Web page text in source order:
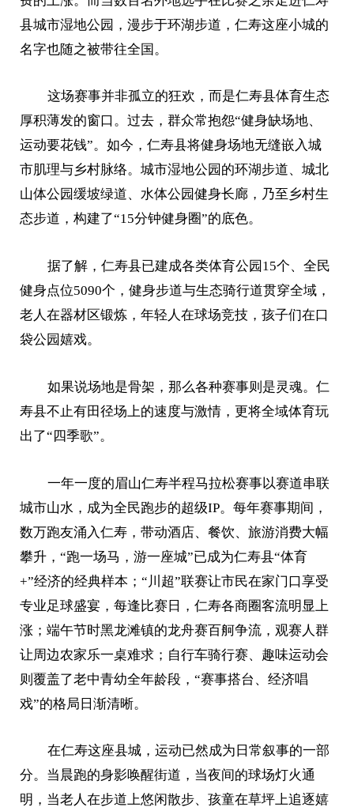
县城市湿地公园，漫步于环湖步道，仁寿这座小城的
名字也随之被带往全国。
这场赛事并非孤立的狂欢，而是仁寿县体育生态
厚积薄发的窗口。过去，群众常抱怨“健身缺场地、
运动要花钱”。如今，仁寿县将健身场地无缝嵌入城
市肌理与乡村脉络。城市湿地公园的环湖步道、城北
山体公园缓坡绿道、水体公园健身长廊，乃至乡村生
态步道，构建了“15分钟健身圈”的底色。
据了解，仁寿县已建成各类体育公园15个、全民
健身点位5090个，健身步道与生态骑行道贯穿全域，
老人在器材区锻炼，年轻人在球场竞技，孩子们在口
袋公园嬉戏。
如果说场地是骨架，那么各种赛事则是灵魂。仁
寿县不止有田径场上的速度与激情，更将全域体育玩
出了“四季歌”。
一年一度的眉山仁寿半程马拉松赛事以赛道串联
城市山水，成为全民跑步的超级IP。每年赛事期间，
数万跑友涌入仁寿，带动酒店、餐饮、旅游消费大幅
攀升，“跑一场马，游一座城”已成为仁寿县“体育
+”经济的经典样本；“川超”联赛让市民在家门口享受
专业足球盛宴，每逢比赛日，仁寿各商圈客流明显上
涨；端午节时黑龙滩镇的龙舟赛百舸争流，观赛人群
让周边农家乐一桌难求；自行车骑行赛、趣味运动会
则覆盖了老中青幼全年龄段，“赛事搭台、经济唱
戏”的格局日渐清晰。
在仁寿这座县城，运动已然成为日常叙事的一部
分。当晨跑的身影唤醒街道，当夜间的球场灯火通
明，当老人在步道上悠闲散步、孩童在草坪上追逐嬉